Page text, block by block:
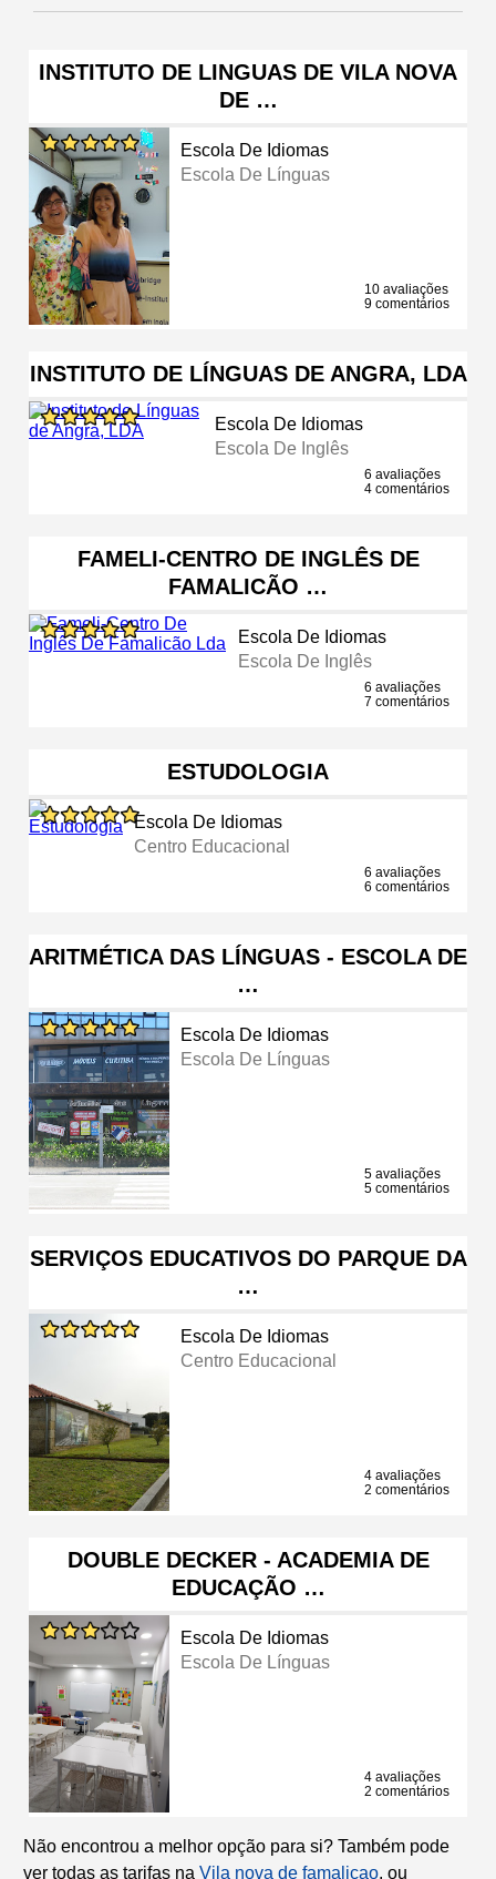
INSTITUTO DE LINGUAS DE VILA NOVA
DE …
Escola De Idiomas
Escola De Línguas
10 avaliações
9 comentários
INSTITUTO DE LÍNGUAS DE ANGRA, LDA
Escola De Idiomas
Escola De Inglês
6 avaliações
4 comentários
FAMELI-CENTRO DE INGLÊS DE
FAMALICÃO …
Escola De Idiomas
Escola De Inglês
6 avaliações
7 comentários
ESTUDOLOGIA
Escola De Idiomas
Centro Educacional
6 avaliações
6 comentários
ARITMÉTICA DAS LÍNGUAS - ESCOLA DE
…
Escola De Idiomas
Escola De Línguas
5 avaliações
5 comentários
SERVIÇOS EDUCATIVOS DO PARQUE DA
…
Escola De Idiomas
Centro Educacional
4 avaliações
2 comentários
DOUBLE DECKER - ACADEMIA DE
EDUCAÇÃO …
Escola De Idiomas
Escola De Línguas
4 avaliações
2 comentários
Não encontrou a melhor opção para si? Também pode
ver todas as tarifas na Vila nova de famalicao, ou